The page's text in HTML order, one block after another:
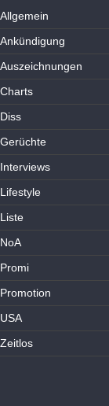
Allgemein
Ankündigung
Auszeichnungen
Charts
Diss
Gerüchte
Interviews
Lifestyle
Liste
NoA
Promi
Promotion
USA
Zeitlos